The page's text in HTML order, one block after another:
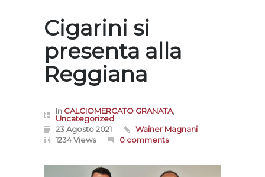
Cigarini si
presenta alla
Reggiana
In CALCIOMERCATO GRANATA,
Uncategorized
23 Agosto 2021
Wainer Magnani
1234 Views
0 comments